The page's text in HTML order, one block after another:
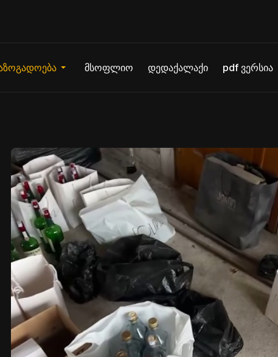
მსოფლიო დედაქალაქი pdf ვერსია